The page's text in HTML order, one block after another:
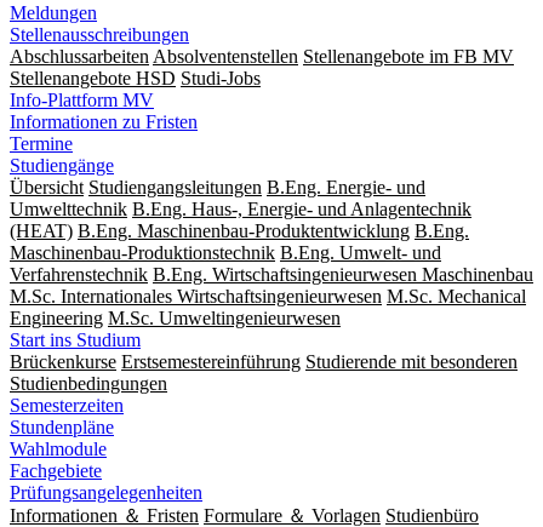
Meldungen
Stellenausschreibungen
Abschlussarbeiten Absolventenstellen Stellenangebote im FB MV
Stellenangebote HSD Studi-Jobs
Info-Plattform MV
Informationen zu Fristen
Termine
Studiengänge
Übersicht Studiengangsleitungen B.Eng. Energie- und
Umwelttechnik B.Eng. Haus-, Energie- und Anlagentechnik
(HEAT) B.Eng. Maschinenbau-Produktentwicklung B.Eng.
Maschinenbau-Produktionstechnik B.Eng. Umwelt- und
Verfahrenstechnik B.Eng. Wirtschaftsingenieurwesen Maschinenbau
M.Sc. Internationales Wirtschaftsingenieurwesen M.Sc. Mechanical
Engineering M.Sc. Um­welt­ingenieur­wesen
Start ins Studium
Brückenkurse Erstsemestereinführung Studierende mit besonderen
Studienbedingungen
Semesterzeiten
Stundenpläne
Wahlmodule
Fachgebiete
Prüfungsangelegenheiten
Informationen ＆ Fristen Formulare ＆ Vorlagen Studienbüro